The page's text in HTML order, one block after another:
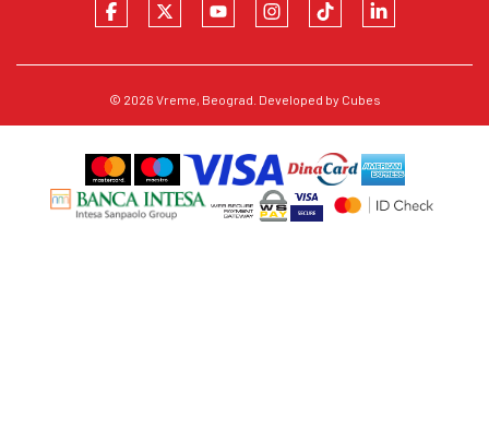
© 2026 Vreme, Beograd. Developed by Cubes